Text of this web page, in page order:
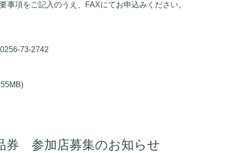
項をご記入のうえ、FAXにてお申込みください。
73-2742
券 参加店募集のお知らせ